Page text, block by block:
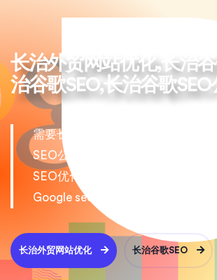
长治外贸网站优化,长治
治谷歌SEO,长治谷歌SEO
需要长治外贸网站优化就选择古格
SEO公司,专业为您提供长治google
SEO优化,长治谷歌SEO,长治
Google seo,古格西森为出海企业提
长治外贸网站优化 长治谷歌SEO